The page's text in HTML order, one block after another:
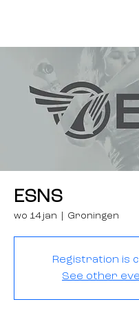
ESNS
wo 14 jan Groningen
Registration is
See other